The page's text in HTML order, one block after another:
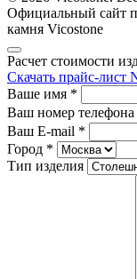
Официальный сайт
камня Vicostone
Расчет стоимости
Скачать прайс-лист
Ваше имя *
Ваш номер телефона
Ваш E-mail *
Город *
Тип изделия